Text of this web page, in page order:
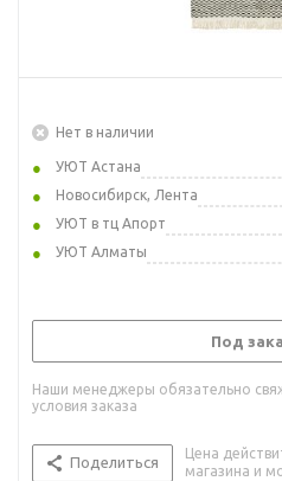
Нет в наличии
УЮТ Астана
Новосибирск, Лента
УЮТ в тц Апорт
УЮТ Алматы
Под
Наши менеджеры обязательно
условия заказа
Поделиться
Цена
магазина и